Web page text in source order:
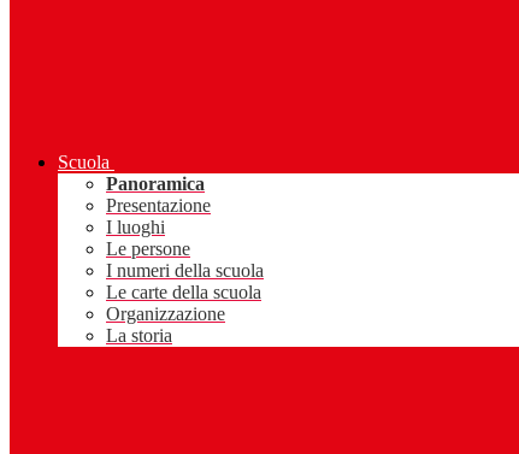
Scuola
Panoramica
Presentazione
I luoghi
Le persone
I numeri della scuola
Le carte della scuola
Organizzazione
La storia